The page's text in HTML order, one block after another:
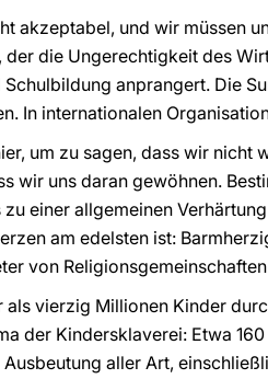
akzeptabel, und wir müssen
der die Ungerechtigkeit des
anprangert. Die
In internationalen
um zu sagen, dass wir
wir uns daran gewöhnen.
zu einer allgemeinen
am edelsten ist:
von
als vierzig Millionen Kinder
der Kindersklaverei: Etwa
aller Art,